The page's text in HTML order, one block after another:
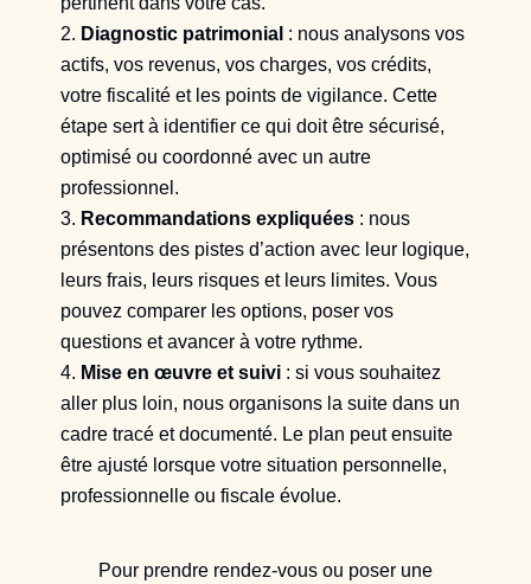
Diagnostic patrimonial : nous analysons vos
actifs, vos revenus, vos charges, vos crédits,
votre fiscalité et les points de vigilance. Cette
étape sert à identifier ce qui doit être sécurisé,
optimisé ou coordonné avec un autre
professionnel.
Recommandations expliquées : nous
présentons des pistes d’action avec leur logique,
leurs frais, leurs risques et leurs limites. Vous
pouvez comparer les options, poser vos
questions et avancer à votre rythme.
Mise en œuvre et suivi : si vous souhaitez
aller plus loin, nous organisons la suite dans un
cadre tracé et documenté. Le plan peut ensuite
être ajusté lorsque votre situation personnelle,
professionnelle ou fiscale évolue.
Pour prendre rendez-vous ou poser une